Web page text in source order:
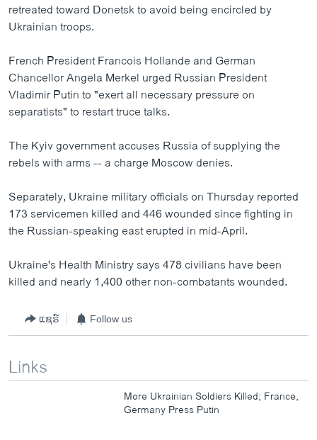
retreated toward Donetsk to avoid being encircled by
Ukrainian troops.
French President Francois Hollande and German
Chancellor Angela Merkel urged Russian President
Vladimir Putin to "exert all necessary pressure on
separatists" to restart truce talks.
The Kyiv government accuses Russia of supplying the
rebels with arms -- a charge Moscow denies.
Separately, Ukraine military officials on Thursday reported
173 servicemen killed and 446 wounded since fighting in
the Russian-speaking east erupted in mid-April.
Ukraine's Health Ministry says 478 civilians have been
killed and nearly 1,400 other non-combatants wounded.
ແຊຣ໌ Follow us
Links
More Ukrainian Soldiers Killed; France,
Germany Press Putin